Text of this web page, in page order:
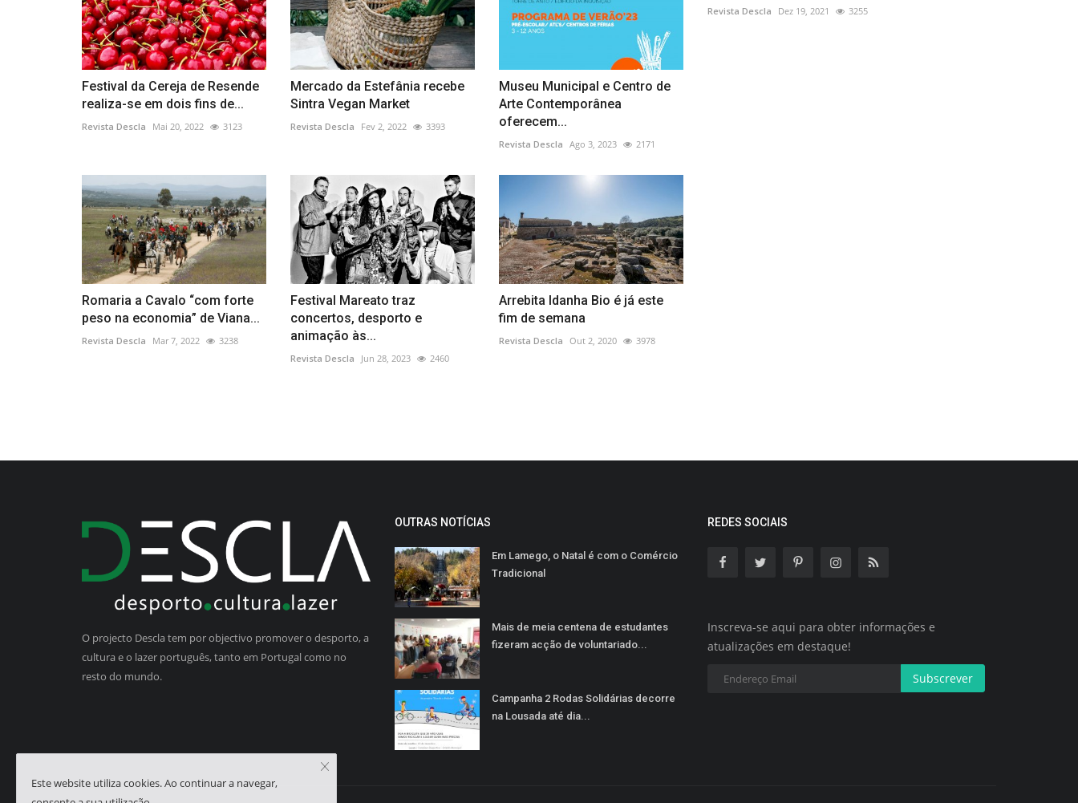
Festival da Cereja de Resende
realiza-se em dois fins de...
Revista Descla Mai 20, 2022 3123
Mercado da Estefânia recebe
Sintra Vegan Market
Revista Descla Fev 2, 2022 3393
Museu Municipal e Centro de
Arte Contemporânea
oferecem...
Revista Descla Ago 3, 2023 2171
Romaria a Cavalo “com forte
peso na economia” de Viana...
Revista Descla Mar 7, 2022 3238
Festival Mareato traz
concertos, desporto e
animação às...
Revista Descla Jun 28, 2023 2460
Arrebita Idanha Bio é já este
fim de semana
Revista Descla Out 2, 2020 3978
Revista Descla Mar 28, 2024 1732 Revista Descla Out 8, 2020 4471 Revista Descla Dez 19, 2021 3255
O projecto Descla tem por objectivo promover o desporto, a
cultura e o lazer português, tanto em Portugal como no
resto do mundo.
OUTRAS NOTÍCIAS
Em Lamego, o Natal é com o Comércio
Tradicional
Mais de meia centena de estudantes
fizeram acção de voluntariado...
Campanha 2 Rodas Solidárias decorre
na Lousada até dia...
REDES SOCIAIS
Inscreva-se aqui para obter informações e
atualizações em destaque!
Subscrever
Este website utiliza cookies. Ao continuar a navegar,